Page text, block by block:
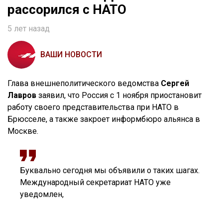
рассорился с НАТО
5 лет назад
ВАШИ НОВОСТИ
Глава внешнеполитического ведомства Сергей
Лавров заявил, что Россия с 1 ноября приостановит
работу своего представительства при НАТО в
Брюсселе, а также закроет информбюро альянса в
Москве.
Буквально сегодня мы объявили о таких шагах.
Международный секретариат НАТО уже
уведомлен,